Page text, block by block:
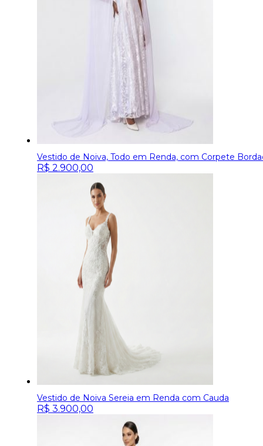
Vestido de Noiva, Todo em Renda, com Corpete
R$ 2.900,00
Vestido de Noiva Sereia em Renda com Cauda
R$ 3.900,00